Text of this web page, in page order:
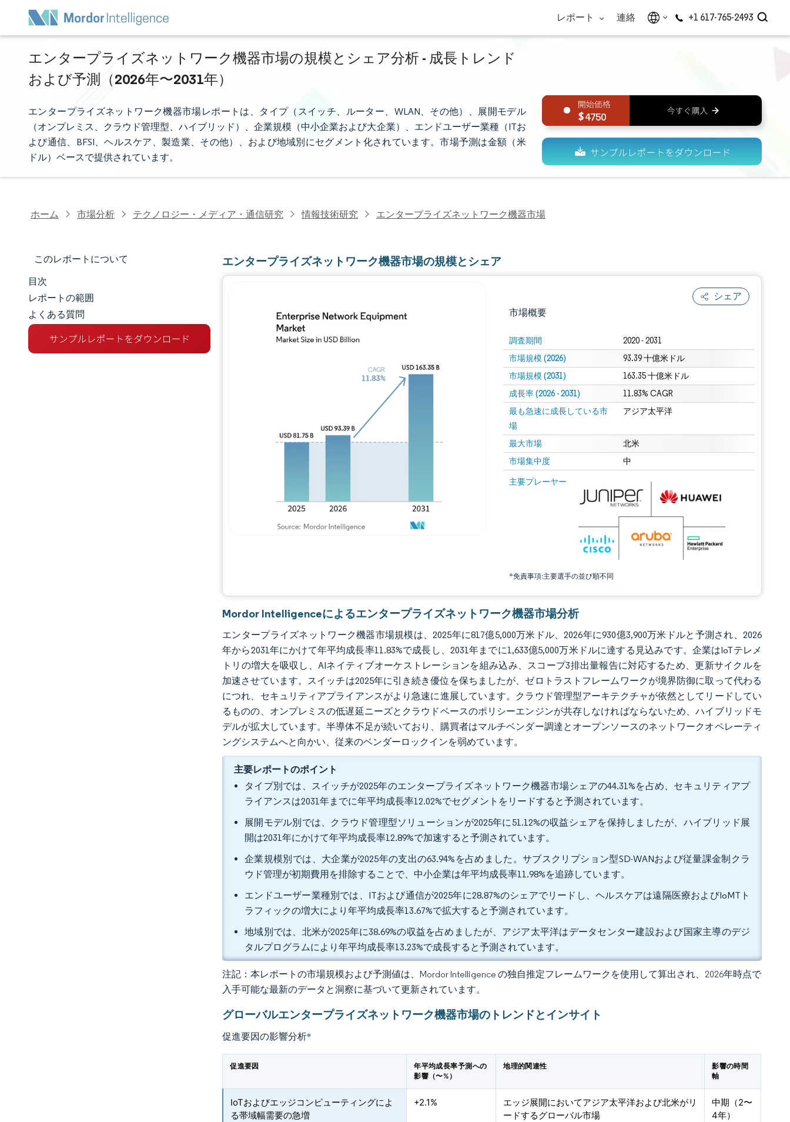
レポート 連絡 +1 617-765-2493
エンタープライズネットワーク機器市場の規模とシェア分析 - 成長トレンド
および予測（2026年〜2031年）
エンタープライズネットワーク機器市場レポートは、タイプ（スイッチ、ルーター、WLAN、その他）、展開モデル
（オンプレミス、クラウド管理型、ハイブリッド）、企業規模（中小企業および大企業）、エンドユーザー業種（ITお
よび通信、BFSI、ヘルスケア、製造業、その他）、および地域別にセグメント化されています。市場予測は金額（米
ドル）ベースで提供されています。
4750
ホーム 市場分析 テクノロジー・メディア・通信研究 情報技術研究 エンタープライズネットワーク機器市場
このレポートについて
市場規模とシェア
市場分析
トレンドとインサイト
目次
レポートの範囲
よくある質問
エンタープライズネットワーク機器市場の規模とシェア
シェア
市場概要
調査期間 2020 - 2031
市場規模 (2026) 93.39 十億米ドル
市場規模 (2031) 163.35 十億米ドル
成長率 (2026 - 2031) 11.83% CAGR
最も急速に成長している市
場
アジア太平洋
最大市場 北米
市場集中度 中
主要プレーヤー
*免責事項:主要選手の並び順不同
画像 © Mordor Intelligence。再利用にはCC BY 4.0の表示が必要です。
画像 © Mordor Intelligence。再利用にはCC BY 4.0の表示が必要です。
Mordor Intelligenceによるエンタープライズネットワーク機器市場分析
エンタープライズネットワーク機器市場規模は、2025年に817億5,000万米ドル、2026年に930億3,900万米ドルと予測され、2026
年から2031年にかけて年平均成長率11.83%で成長し、2031年までに1,633億5,000万米ドルに達する見込みです。企業はIoTテレメ
トリの増大を吸収し、AIネイティブオーケストレーションを組み込み、スコープ3排出量報告に対応するため、更新サイクルを
加速させています。スイッチは2025年に引き続き優位を保ちましたが、ゼロトラストフレームワークが境界防御に取って代わる
につれ、セキュリティアプライアンスがより急速に進展しています。クラウド管理型アーキテクチャが依然としてリードしてい
るものの、オンプレミスの低遅延ニーズとクラウドベースのポリシーエンジンが共存しなければならないため、ハイブリッドモ
デルが拡大しています。半導体不足が続いており、購買者はマルチベンダー調達とオープンソースのネットワークオペレーティ
ングシステムへと向かい、従来のベンダーロックインを弱めています。
主要レポートのポイント
タイプ別では、スイッチが2025年のエンタープライズネットワーク機器市場シェアの44.31%を占め、セキュリティアプ
ライアンスは2031年までに年平均成長率12.02%でセグメントをリードすると予測されています。
展開モデル別では、クラウド管理型ソリューションが2025年に51.12%の収益シェアを保持しましたが、ハイブリッド展
開は2031年にかけて年平均成長率12.89%で加速すると予測されています。
企業規模別では、大企業が2025年の支出の63.94%を占めました。サブスクリプション型SD-WANおよび従量課金制クラ
ウド管理が初期費用を排除することで、中小企業は年平均成長率11.98%を追跡しています。
エンドユーザー業種別では、ITおよび通信が2025年に28.87%のシェアでリードし、ヘルスケアは遠隔医療およびIoMTト
ラフィックの増大により年平均成長率13.67%で拡大すると予測されています。
地域別では、北米が2025年に38.69%の収益を占めましたが、アジア太平洋はデータセンター建設および国家主導のデジ
タルプログラムにより年平均成長率13.23%で成長すると予測されています。
注記：本レポートの市場規模および予測値は、Mordor Intelligence の独自推定フレームワークを使用して算出され、2026年時点で
入手可能な最新のデータと洞察に基づいて更新されています。
グローバルエンタープライズネットワーク機器市場のトレンドとインサイト
促進要因の影響分析*
促進要因
年平均成長率予測への
影響（〜%）
地理的関連性
影響の時間
軸
IoTおよびエッジコンピューティングによ
る帯域幅需要の急増
+2.1%
エッジ展開においてアジア太平洋および北米がリ
ードするグローバル市場
中期（2〜
4年）